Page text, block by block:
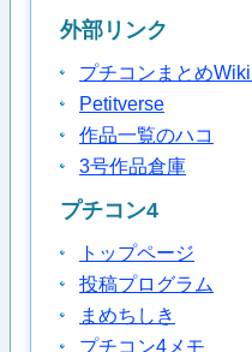
外部リンク
プチコンまとめ
Petitverse
作品一覧のハコ
3号作品倉庫
プチコン4
トップページ
投稿プログラム
まめちしき
プチコン4メモ